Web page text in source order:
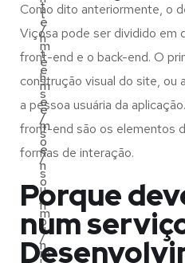
e
m
e
s
/
o
n
u
m
/
t
h
e
m
e
s
/
o
n
u
m
t
/
t
h
e
m
e
s
/
o
n
Como dito anteriormente, o
Viçosa pode ser dividido em
front-end e o back-end. O
construção visual do site, ou
a pessoa usuária da
front-end são os elementos
formas de interação.
Porque
num